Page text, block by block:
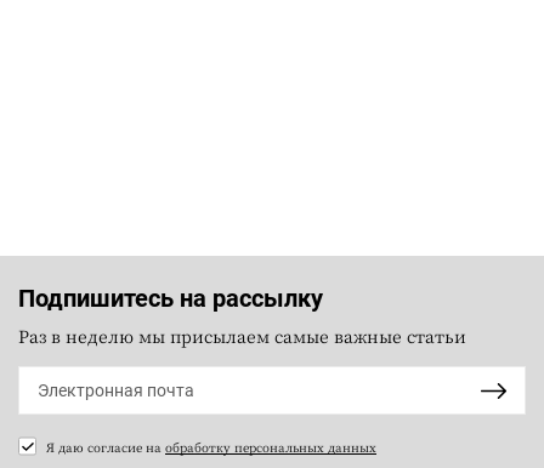
Подпишитесь на рассылку
Раз в неделю мы присылаем самые важные статьи
Я даю согласие на обработку персональных данных